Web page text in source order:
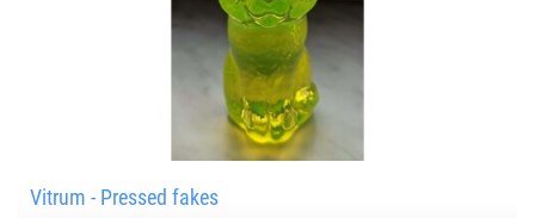
Vitrum - Pressed fakes